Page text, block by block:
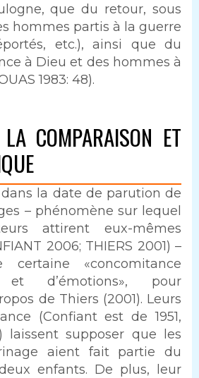
que du retour, sous
hommes partis à la guerre
etc.), ainsi que du
à Dieu et des hommes à
1983: 48).
COMPARAISON ET
la date de parution de
– phénomène sur lequel
attirent eux-mêmes
2006; THIERS 2001) –
certaine «concomitance
et d’émotions», pour
de Thiers (2001). Leurs
(Confiant est de 1951,
laissent supposer que les
aient fait partie du
enfants. De plus, leur